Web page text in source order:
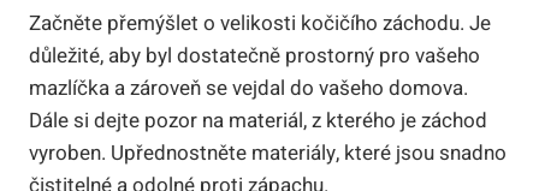
Začněte přemýšlet o velikosti kočičího záchodu. Je
důležité, aby byl dostatečně prostorný pro vašeho
mazlíčka a zároveň se vejdal do vašeho domova.
Dále si dejte pozor na materiál, z kterého je záchod
vyroben. Upřednostněte materiály, které jsou snadno